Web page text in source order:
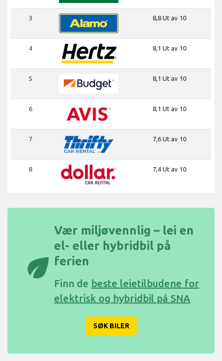
3 8,8 Ut av 10
4 8,1 Ut av 10
5 8,1 Ut av 10
6 8,1 Ut av 10
7 7,6 Ut av 10
8 7,4 Ut av 10
eco
Vær miljøvennlig – lei en
el- eller hybridbil på
ferien
Finn de beste leietilbudene for
elektrisk og hybridbil på SNA
SØK BILER